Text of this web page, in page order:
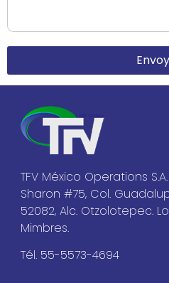
TFV México Operations
Sharon #75, Col.
52082, Alc. Otzolotepec.
Mimbres.
Tél. 55-5573-4694